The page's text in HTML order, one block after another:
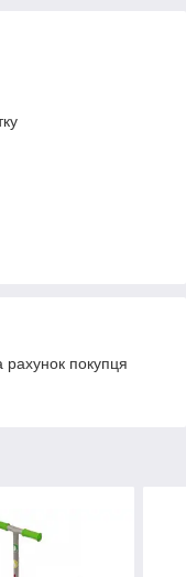
рахунок покупця